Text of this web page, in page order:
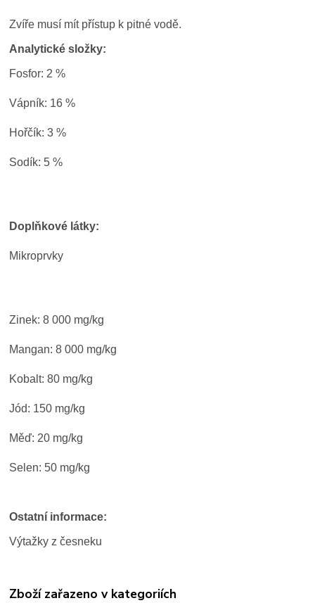
Zvíře musí mít přístup k pitné vodě.
Analytické složky:
Fosfor: 2 %
Vápník: 16 %
Hořčík: 3 %
Sodík: 5 %
Doplňkové látky:
Mikroprvky
Zinek: 8 000 mg/kg
Mangan: 8 000 mg/kg
Kobalt: 80 mg/kg
Jód: 150 mg/kg
Měď: 20 mg/kg
Selen: 50 mg/kg
Ostatní informace:
Výtažky z česneku
Zboží zařazeno v kategoriích